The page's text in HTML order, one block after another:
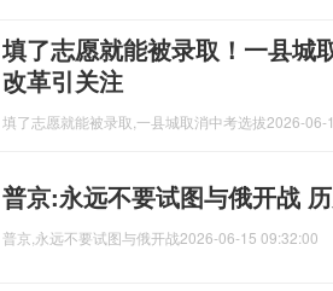
填了志愿就能被录取！一县城
改革引关注
填了志愿就能被录取,一县城取消中考选拔2026-06-
普京:永远不要试图与俄开战
普京,永远不要试图与俄开战2026-06-15 09:32:00